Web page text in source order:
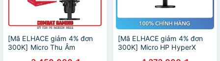
[Mã ELHACE giảm 4% đơn
300K] Micro Thu Âm
[Mã ELHACE giảm 4% đơn
300K] Micro HP HyperX